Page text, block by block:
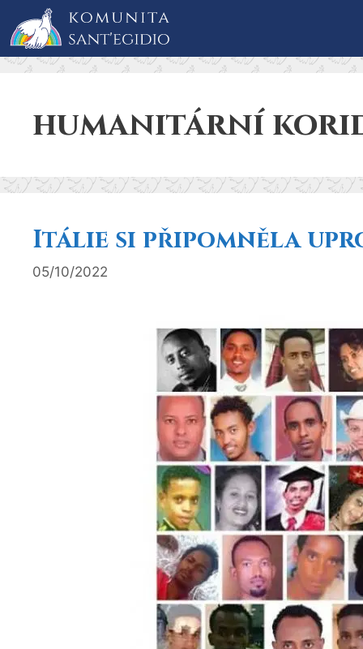
Přeskočit
na
obsah
humanitární
Itálie si připomněla
05/10/2022